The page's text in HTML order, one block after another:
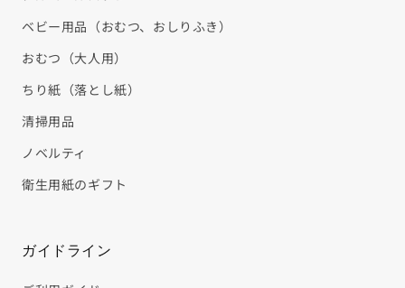
ベビー用品（おむつ、おしりふき）
おむつ（大人用）
ちり紙（落とし紙）
清掃用品
ノベルティ
衛生用紙のギフト
ガイドライン